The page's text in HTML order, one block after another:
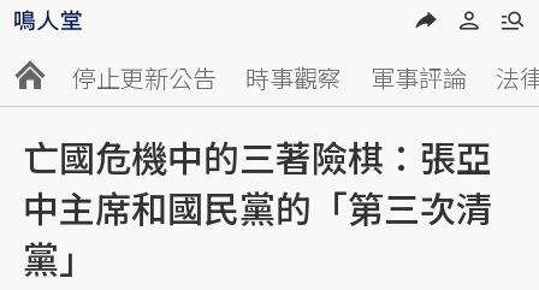
停止更新公告 時事觀察 軍事評論 法
亡國危機中的三著險棋：張亞
中主席和國民黨的「第三次清
黨」